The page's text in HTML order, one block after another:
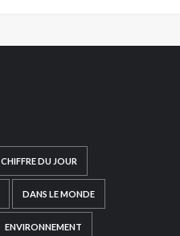
CHIFFRE DU JOUR
DANS LE MONDE
ENVIRONNEMENT